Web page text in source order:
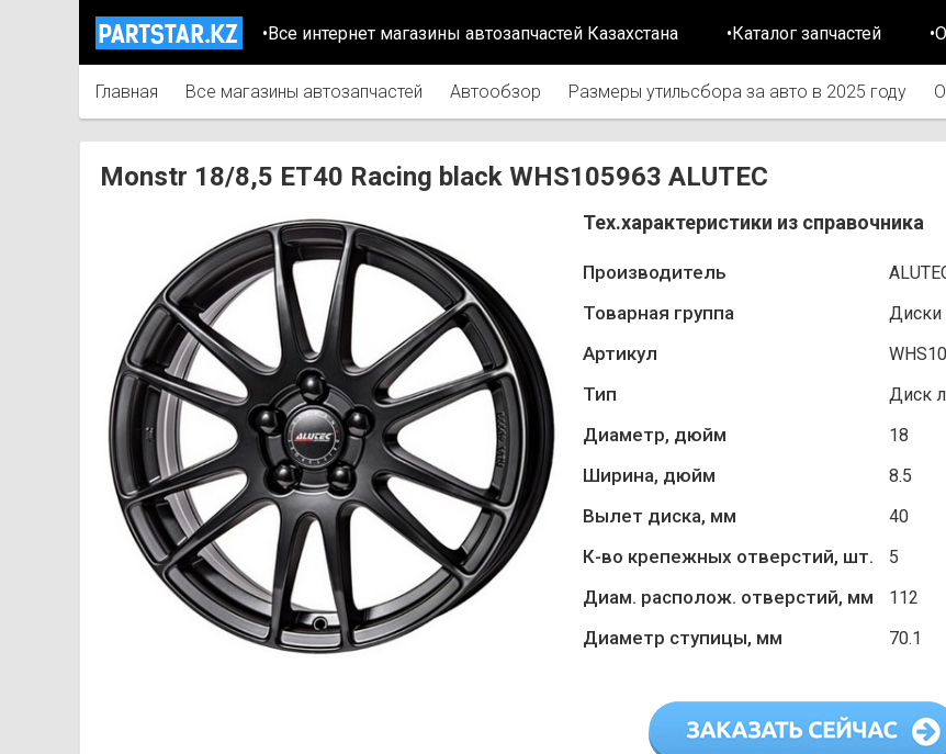
•Все интернет магазины автозапчастей Казахстана •Каталог запчастей
Главная Все магазины автозапчастей Автообзор Размеры утильсбора за авто в 2025 году
Monstr 18/8,5 ET40 Racing black WHS105963 ALUTEC
Тех.характеристики из справочника
Производитель
Товарная группа Диски
Артикул
Тип Диск
Диаметр, дюйм 18
Ширина, дюйм 8.5
Вылет диска, мм 40
К-во крепежных отверстий, шт. 5
Диам. располож. отверстий, мм 112
Диаметр ступицы, мм 70.1